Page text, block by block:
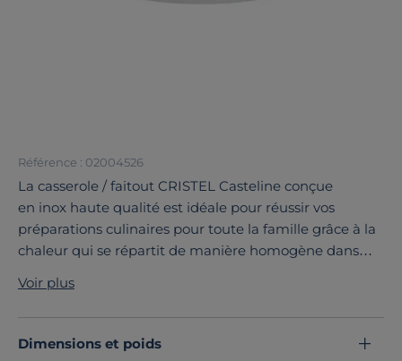
Référence : 02004526
La casserole / faitout CRISTEL Casteline conçue
en inox haute qualité est idéale pour réussir vos
préparations culinaires pour toute la famille grâce à la
chaleur qui se répartit de manière homogène dans
Le concept amovible de Cristel est unique, la poignée
en fonte inox se fixe et s'enlève avec facilité et sécurité.
Les casseroles s'emboîtent totalement pour prendre
Voir plus
Dimensions et poids